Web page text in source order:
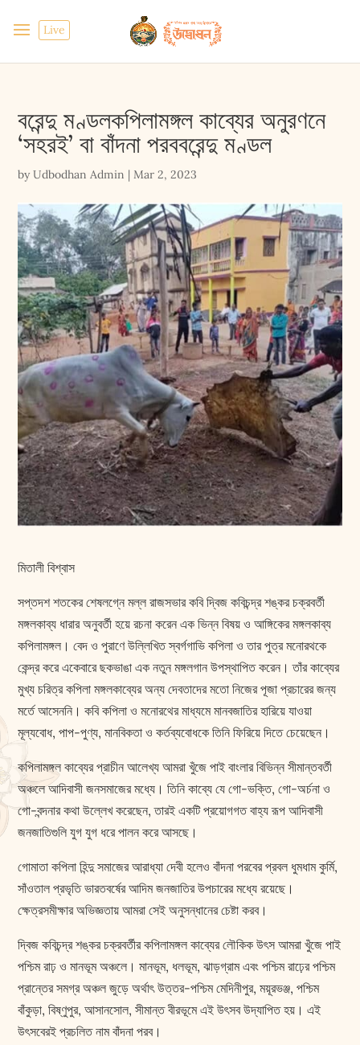
Live
বরেন্দু মণ্ডলকপিলামঙ্গল কাব্যের অনুরণনে
‘সহরই’ বা বাঁদনা পরববরেন্দু মণ্ডল
byUdbodhan Admin |Mar 2, 2023
মিতালী বিশ্বাস
সপ্তদশ শতকের শেষলগ্নে মল্ল রাজসভার কবি দ্বিজ কবিচন্দ্র শঙ্কর চক্রবর্তী
মঙ্গলকাব্য ধারার অনুবর্তী হয়ে রচনা করেন এক ভিন্ন বিষয় ও আঙ্গিকের মঙ্গলকাব্য
কপিলামঙ্গল। বেদ ও পুরাণে উল্লিখিত স্বর্গগাভি কপিলা ও তার পুত্র মনোরথকে
কেন্দ্র করে একেবারে ছকভাঙা এক নতুন মঙ্গলগান উপস্থাপিত করেন। তাঁর কাব্যের
মুখ্য চরিত্র কপিলা মঙ্গলকাব্যের অন্য দেবতাদের মতো নিজের পূজা প্রচারের জন্য
মর্তে আসেননি। কবি কপিলা ও মনোরথের মাধ্যমে মানবজাতির হারিয়ে যাওয়া
মূল্যবোধ, পাপ-পুণ্য, মানবিকতা ও কর্তব্যবোধকে তিনি ফিরিয়ে দিতে চেয়েছেন।
কপিলামঙ্গল কাব্যের প্রাচীন আলেখ্য আমরা খুঁজে পাই বাংলার বিভিন্ন সীমান্তবর্তী
অঞ্চলে আদিবাসী জনসমাজের মধ্যে। তিনি কাব্যে যে গো-ভক্তি, গো-অর্চনা ও
গো-বন্দনার কথা উল্লেখ করেছেন, তারই একটি প্রয়োগগত বাহ্য রূপ আদিবাসী
জনজাতিগুলি যুগ যুগ ধরে পালন করে আসছে।
গোমাতা কপিলা হিন্দু সমাজের আরাধ্যা দেবী হলেও বাঁদনা পরবের প্রবল ধুমধাম কুর্মি,
সাঁওতাল প্রভৃতি ভারতবর্ষের আদিম জনজাতির উপচারের মধ্যে রয়েছে।
ক্ষেত্রসমীক্ষার অভিজ্ঞতায় আমরা সেই অনুসন্ধানের চেষ্টা করব।
দ্বিজ কবিচন্দ্র শঙ্কর চক্রবর্তীর কপিলামঙ্গল কাব্যের লৌকিক উৎস আমরা খুঁজে পাই
পশ্চিম রাঢ় ও মানভূম অঞ্চলে। মানভূম, ধলভূম, ঝাড়গ্রাম এবং পশ্চিম রাঢ়ের পশ্চিম
প্রান্তের সমগ্র অঞ্চল জুড়ে অর্থাৎ উত্তর-পশ্চিম মেদিনীপুর, ময়ূরভঞ্জ, পশ্চিম
বাঁকুড়া, বিষ্ণুপুর, আসানসোল, সীমান্ত বীরভূমে এই উৎসব উদ্‌যাপিত হয়। এই
উৎসবেরই প্রচলিত নাম বাঁদনা পরব।